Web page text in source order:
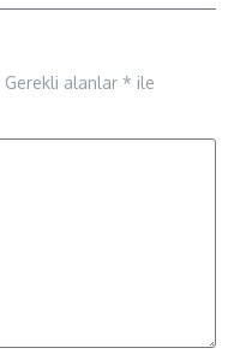
Gerekli alanlar * ile